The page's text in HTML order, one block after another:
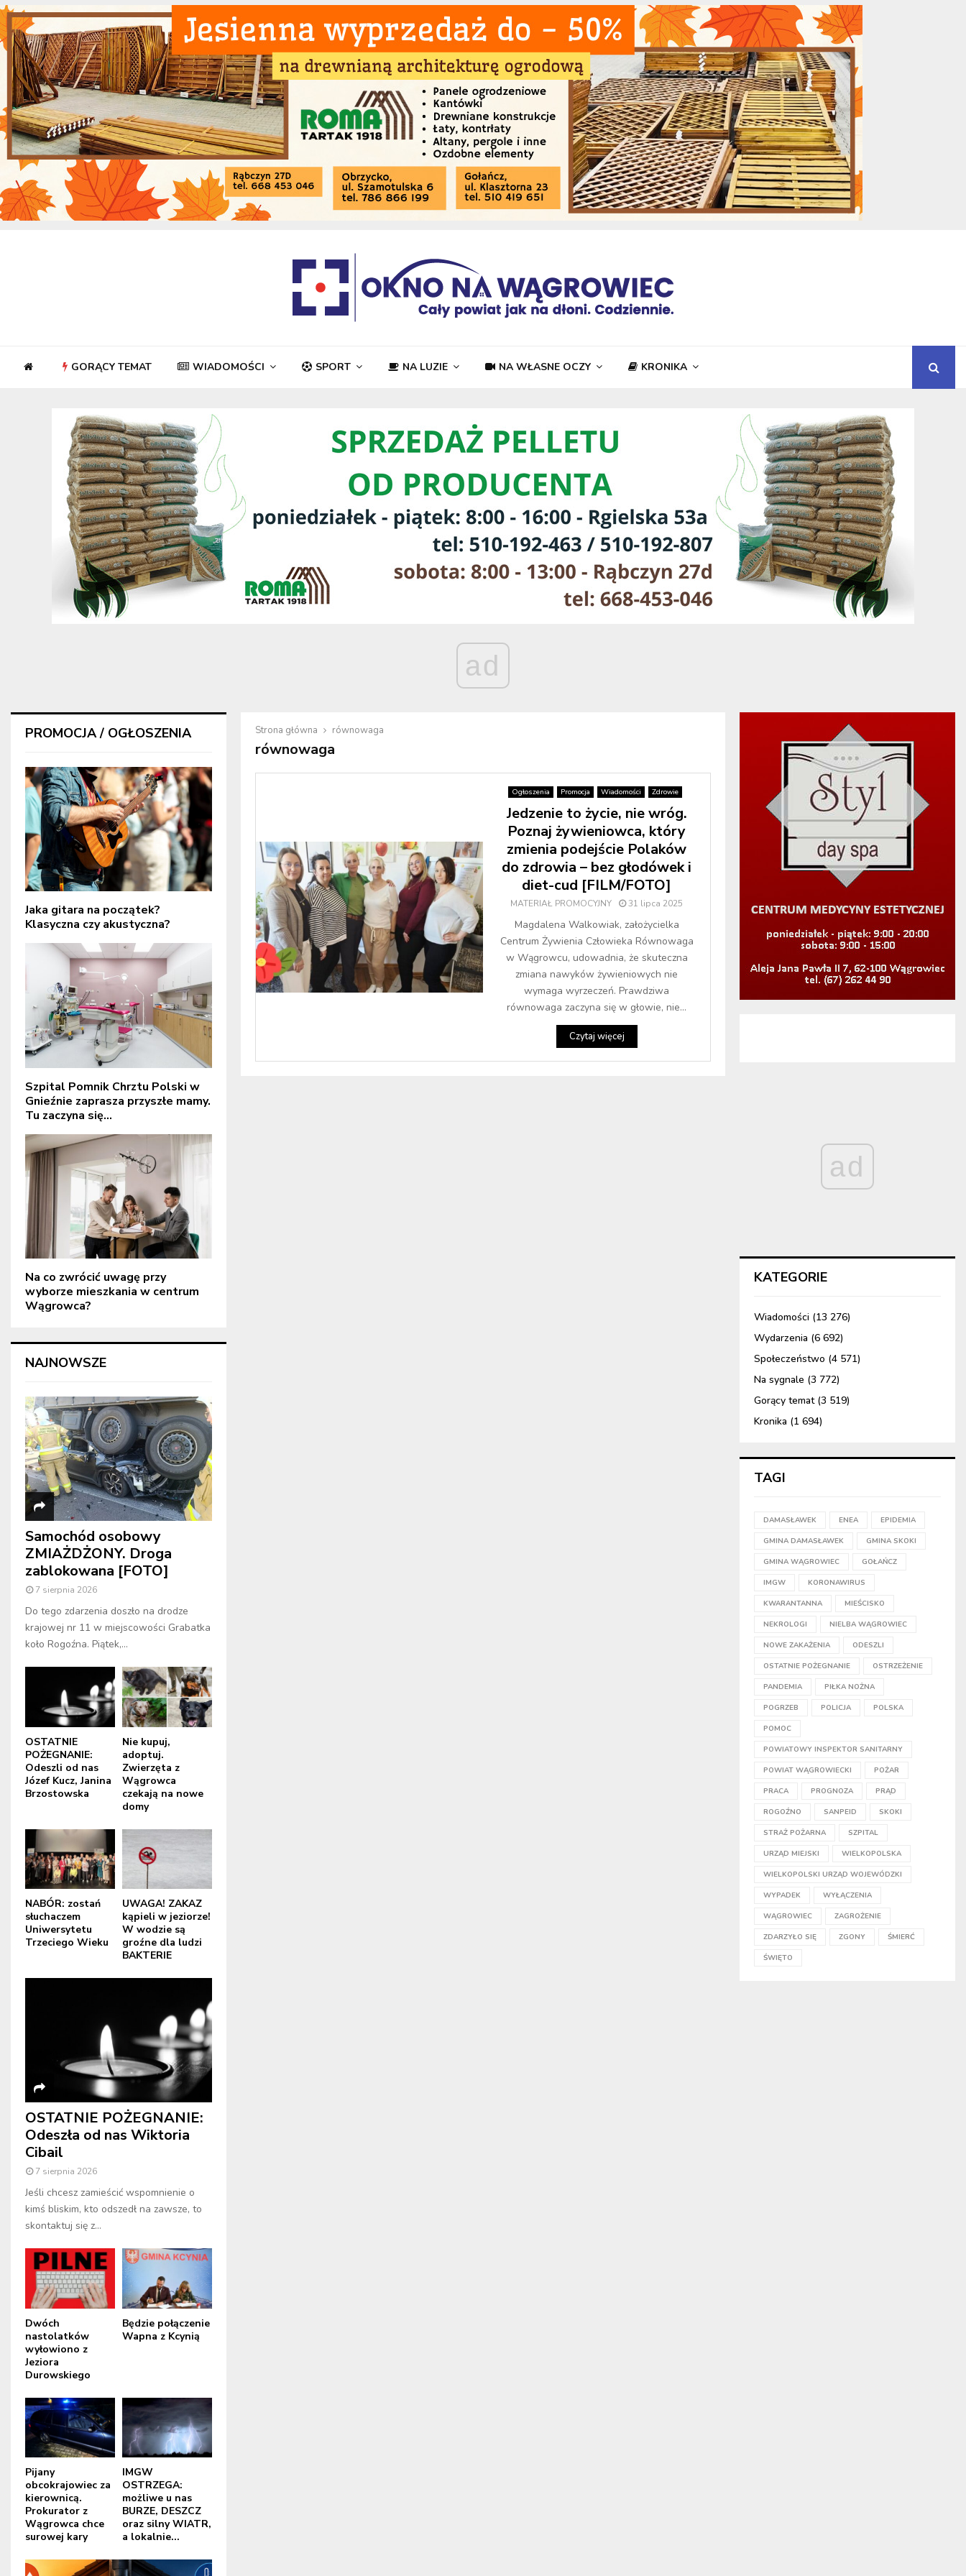
GORĄCY TEMAT WIADOMOŚCI SPORT NA LUZIE NA WŁASNE OCZY KRONIKA
ad
Strona główna równowaga
równowaga
Ogłoszenia Promocja Wiadomości Zdrowie
Jedzenie to życie, nie wróg.
Poznaj żywieniowca, który
zmienia podejście Polaków
do zdrowia – bez głodówek i
diet-cud [FILM/FOTO]
MATERIAŁ PROMOCYJNY 31 lipca 2025
Magdalena Walkowiak, założycielka
Centrum Żywienia Człowieka Równowaga
w Wągrowcu, udowadnia, że skuteczna
zmiana nawyków żywieniowych nie
wymaga wyrzeczeń. Prawdziwa
równowaga zaczyna się w głowie, nie...
Czytaj więcej
PROMOCJA / OGŁOSZENIA
Jaka gitara na początek?
Klasyczna czy akustyczna?
Szpital Pomnik Chrztu Polski w
Gnieźnie zaprasza przyszłe mamy.
Tu zaczyna się...
Na co zwrócić uwagę przy
wyborze mieszkania w centrum
Wągrowca?
NAJNOWSZE
Samochód osobowy
ZMIAŻDŻONY. Droga
zablokowana [FOTO]
7 sierpnia 2026
Do tego zdarzenia doszło na drodze
krajowej nr 11 w miejscowości Grabatka
koło Rogoźna. Piątek,...
OSTATNIE
POŻEGNANIE:
Odeszli od nas
Józef Kucz, Janina
Brzostowska
Nie kupuj,
adoptuj.
Zwierzęta z
Wągrowca
czekają na nowe
domy
NABÓR: zostań
słuchaczem
Uniwersytetu
Trzeciego Wieku
UWAGA! ZAKAZ
kąpieli w jeziorze!
W wodzie są
groźne dla ludzi
BAKTERIE
OSTATNIE POŻEGNANIE:
Odeszła od nas Wiktoria
Cibail
7 sierpnia 2026
Jeśli chcesz zamieścić wspomnienie o
kimś bliskim, kto odszedł na zawsze, to
skontaktuj się z...
Dwóch
nastolatków
wyłowiono z
Jeziora
Durowskiego
Będzie połączenie
Wapna z Kcynią
Pijany
obcokrajowiec za
kierownicą.
Prokurator z
Wągrowca chce
surowej kary
IMGW
OSTRZEGA:
możliwe u nas
BURZE, DESZCZ
oraz silny WIATR,
a lokalnie...
ad
KATEGORIE
Wiadomości (13 276)
Wydarzenia (6 692)
Społeczeństwo (4 571)
Na sygnale (3 772)
Gorący temat(3 519)
Kronika (1 694)
TAGI
DAMASŁAWEK ENEA EPIDEMIA
GMINA DAMASŁAWEK GMINA SKOKI
GMINA WĄGROWIEC GOŁAŃCZ
IMGW KORONAWIRUS
KWARANTANNA MIEŚCISKO
NEKROLOGI NIELBA WĄGROWIEC
NOWE ZAKAŻENIA ODESZLI
OSTATNIE POŻEGNANIE OSTRZEŻENIE
PANDEMIA PIŁKA NOŻNA
POGRZEB POLICJA POLSKA
POMOC
POWIATOWY INSPEKTOR SANITARNY
POWIAT WĄGROWIECKI POŻAR
PRACA PROGNOZA PRĄD
ROGOŹNO SANPEID SKOKI
STRAŻ POŻARNA SZPITAL
URZĄD MIEJSKI WIELKOPOLSKA
WIELKOPOLSKI URZĄD WOJEWÓDZKI
WYPADEK WYŁĄCZENIA
WĄGROWIEC ZAGROŻENIE
ZDARZYŁO SIĘ ZGONY ŚMIERĆ
ŚWIĘTO